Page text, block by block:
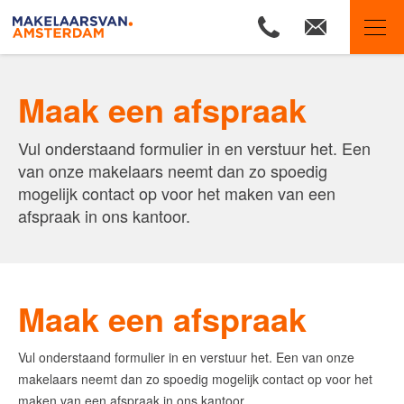
Ons aanbod
Woningzoekers
Onze makelaars
Onze expertises
Uw huis verhuren
Contact
Maak een afspraak
Vul onderstaand formulier in en verstuur het. Een
van onze makelaars neemt dan zo spoedig
mogelijk contact op voor het maken van een
afspraak in ons kantoor.
Maak een afspraak
Vul onderstaand formulier in en verstuur het. Een van onze
makelaars neemt dan zo spoedig mogelijk contact op voor het
maken van een afspraak in ons kantoor.